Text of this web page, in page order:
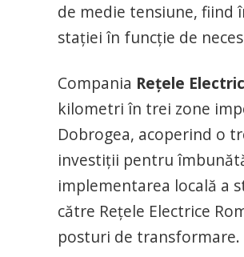
de medie tensiune, fiind
stației în funcție de
Compania Rețele
kilometri în trei zone
Dobrogea, acoperind o
investiții pentru
implementarea locală a
către Rețele Electrice
posturi de transformare.